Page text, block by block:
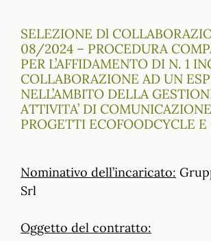
SELEZIONE Dl
08/2024 – PROCEDURA
PER L’AFFIDAMENTO DI N. 1
COLLABORAZIONE AD UN
NELL’AMBITO DELLA
ATTIVITA’ DI
PROGETTI ECOFOODCYCLE
Nominativo dell’incaricato:
Srl
Oggetto del contratto: